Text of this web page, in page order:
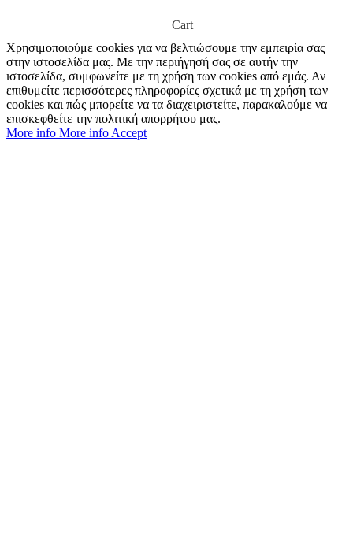
Cart
Χρησιμοποιούμε cookies για να βελτιώσουμε την εμπειρία σας
στην ιστοσελίδα μας. Με την περιήγησή σας σε αυτήν την
ιστοσελίδα, συμφωνείτε με τη χρήση των cookies από εμάς. Αν
επιθυμείτε περισσότερες πληροφορίες σχετικά με τη χρήση των
cookies και πώς μπορείτε να τα διαχειριστείτε, παρακαλούμε να
επισκεφθείτε την πολιτική απορρήτου μας.
More info More info Accept